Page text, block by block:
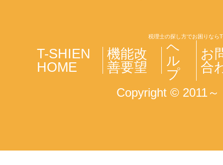
税理士の探し方でお困りなら
T-SHIEN
HOME
機能改
善要望
ヘ
ル
プ
お
合
Copyright © 2011